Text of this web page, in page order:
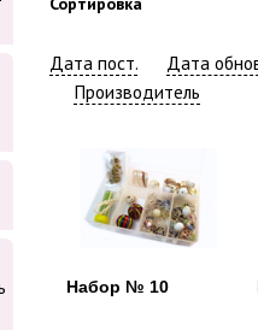
Дата пост.
Дата
Производитель
Набор № 10